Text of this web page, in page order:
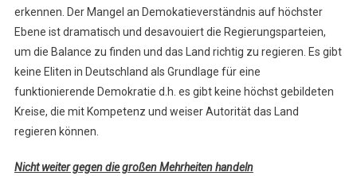
erkennen. Der Mangel an Demokatieverständnis auf höchster
Ebene ist dramatisch und desavouiert die Regierungsparteien,
um die Balance zu finden und das Land richtig zu regieren. Es gibt
keine Eliten in Deutschland als Grundlage für eine
funktionierende Demokratie d.h. es gibt keine höchst gebildeten
Kreise, die mit Kompetenz und weiser Autorität das Land
regieren können.
Nicht weiter gegen die großen Mehrheiten handeln